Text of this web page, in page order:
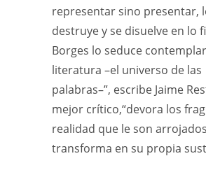
representar sino presentar,
destruye y se disuelve en lo
Borges lo seduce
literatura –el universo de las
palabras–”, escribe Jaime
mejor crítico,“devora los
realidad que le son
transforma en su propia